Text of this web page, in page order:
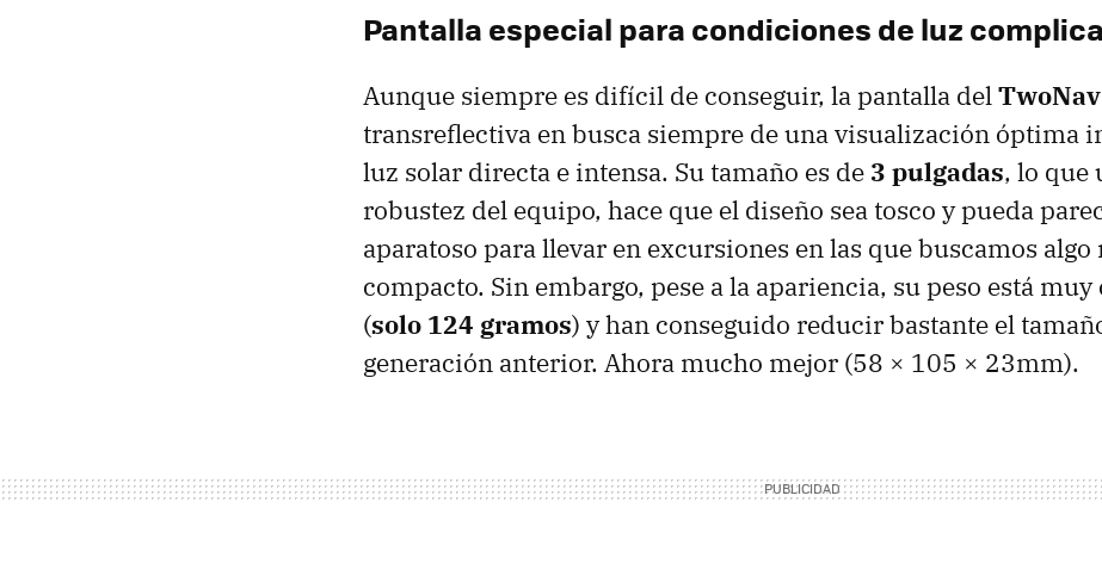
Pantalla especial para condiciones de luz
Aunque siempre es difícil de conseguir, la pantalla del
transreflectiva en busca siempre de una visualización óptima
luz solar directa e intensa. Su tamaño es de 3 pulgadas, lo que
robustez del equipo, hace que el diseño sea tosco y pueda
aparatoso para llevar en excursiones en las que buscamos algo
compacto. Sin embargo, pese a la apariencia, su peso está
(solo 124 gramos) y han conseguido reducir bastante el
generación anterior. Ahora mucho mejor (58 × 105 × 23mm).